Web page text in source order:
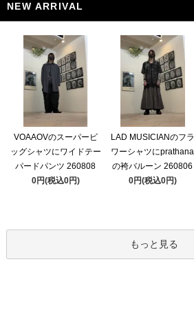
NEW ARRIVAL
VOAAOVのスーパービ
ッグシャツにワイドテー
パードパンツ 260808
0円(税込0円)
LAD MUSICIANのフラ
ワーシャツにprathana
の袴バルーン 260806
0円(税込0円)
もっと見る